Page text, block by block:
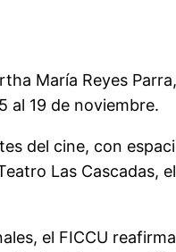
María Reyes
al 19 de noviembre.
del cine, con
Las Cascadas,
el FICCU